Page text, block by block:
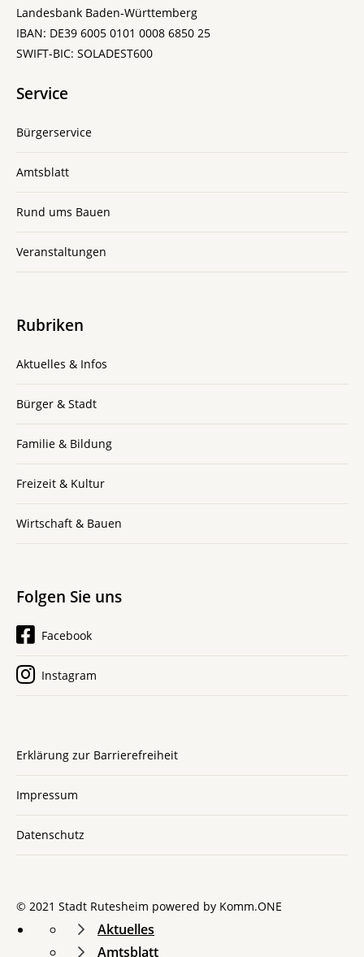
Landesbank Baden-Württemberg
IBAN: DE39 6005 0101 0008 6850 25
SWIFT-BIC: SOLADEST600
Service
Bürgerservice
Amtsblatt
Rund ums Bauen
Veranstaltungen
Rubriken
Aktuelles & Infos
Bürger & Stadt
Familie & Bildung
Freizeit & Kultur
Wirtschaft & Bauen
Folgen Sie uns
Facebook
Instagram
Erklärung zur Barrierefreiheit
Impressum
Datenschutz
© 2021 Stadt Rutesheim powered by Komm.ONE
Aktuelles
Amtsblatt